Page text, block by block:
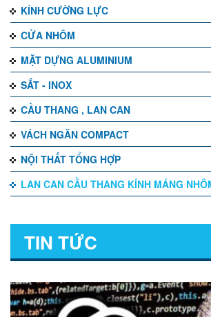
KÍNH CƯỜNG LỰC
CỬA NHÔM
MẶT DỰNG ALUMINIUM
SẮT - INOX
CẦU THANG , LAN CAN
VÁCH NGĂN COMPACT
NỘI THẤT TỔNG HỢP
LAN CAN CẦU THANG KÍNH MÁNG
TIN TỨC